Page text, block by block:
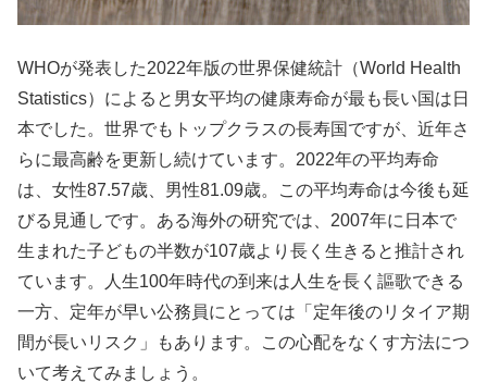
WHOが発表した2022年版の世界保健統計（World Health
Statistics）によると男女平均の健康寿命が最も長い国は日
本でした。世界でもトップクラスの長寿国ですが、近年さ
らに最高齢を更新し続けています。2022年の平均寿命
は、女性87.57歳、男性81.09歳。この平均寿命は今後も延
びる見通しです。ある海外の研究では、2007年に日本で
生まれた子どもの半数が107歳より長く生きると推計され
ています。人生100年時代の到来は人生を長く謳歌できる
一方、定年が早い公務員にとっては「定年後のリタイア期
間が長いリスク」もあります。この心配をなくす方法につ
いて考えてみましょう。